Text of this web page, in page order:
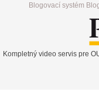
Blogovací systém
Kompletný video servis pre